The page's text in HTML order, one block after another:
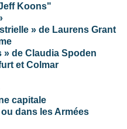
Koons"
» de Laurens Grant
» de Claudia Spoden
et Colmar
capitale
dans les Armées